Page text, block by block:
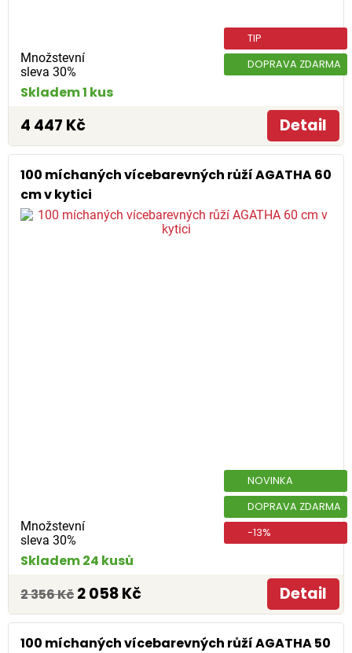
Množstevní
sleva 30%
TIP
DOPRAVA ZDARMA
Skladem 1 kus
4 447 Kč Detail
100 míchaných vícebarevných růží AGATHA 60
cm v kytici
Množstevní
sleva 30%
NOVINKA
DOPRAVA ZDARMA
-13%
Skladem 24 kusů
2 356 Kč 2 058 Kč Detail
100 míchaných vícebarevných růží AGATHA 50